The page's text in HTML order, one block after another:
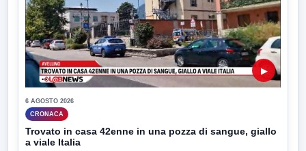
▶
6 AGOSTO 2026
CRONACA
Trovato in casa 42enne in una pozza di sangue, giallo
a viale Italia